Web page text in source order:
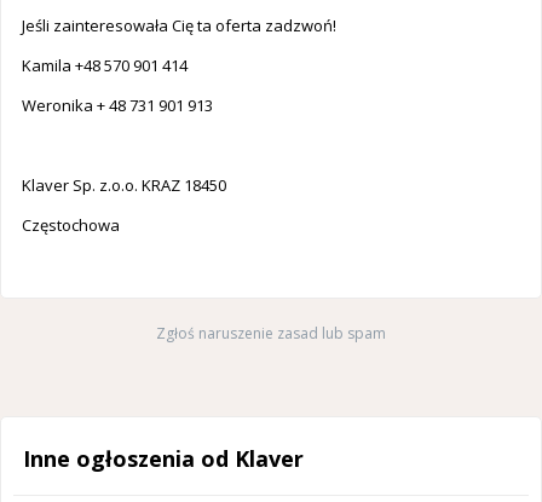
Jeśli zainteresowała Cię ta oferta zadzwoń!
Kamila +48 570 901 414
Weronika + 48 731 901 913
Klaver Sp. z.o.o. KRAZ 18450
Częstochowa
Zgłoś naruszenie zasad lub spam
Inne ogłoszenia od Klaver